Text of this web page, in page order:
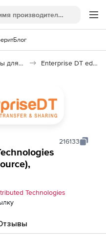
Блог
Программы для разработки ПО Enterprise DT edtFTPnet
216133
Technologies